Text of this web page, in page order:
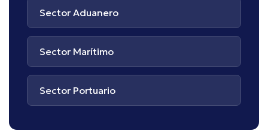
Sector Aduanero
Sector Marítimo
Sector Portuario